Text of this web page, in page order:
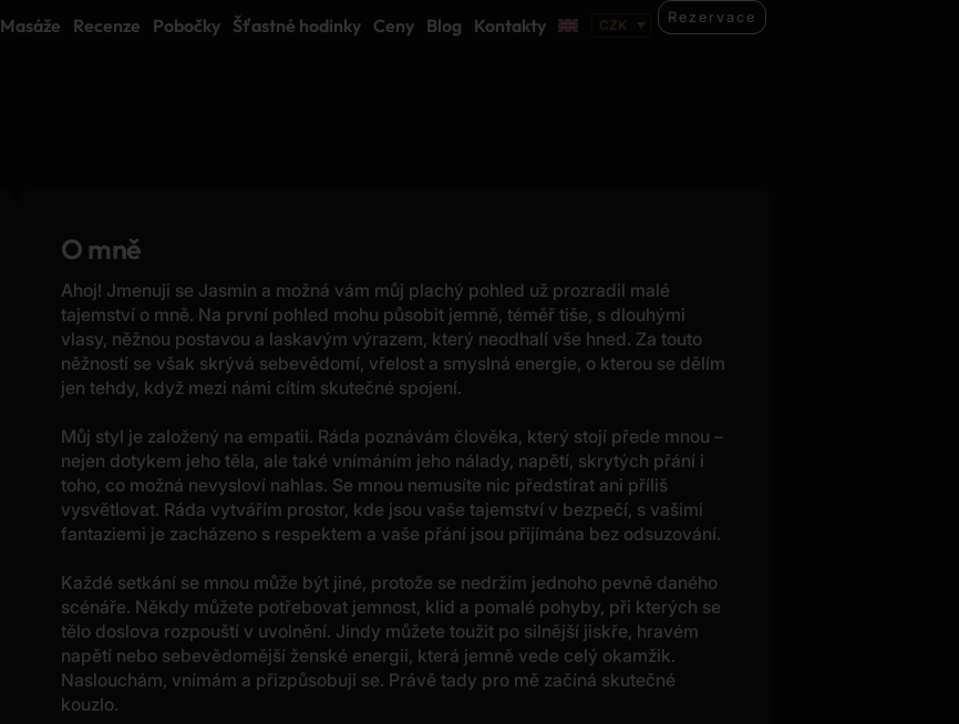
Masáže Recenze Pobočky Šťastné hodinky Ceny Blog Kontakty Rezervace
O mně
Ahoj! Jmenuji se Jasmin a možná vám můj plachý pohled už prozradil malé
tajemství o mně. Na první pohled mohu působit jemně, téměř tiše, s dlouhými
vlasy, něžnou postavou a laskavým výrazem, který neodhalí vše hned. Za touto
něžností se však skrývá sebevědomí, vřelost a smyslná energie, o kterou se dělím
jen tehdy, když mezi námi cítím skutečné spojení.
Můj styl je založený na empatii. Ráda poznávám člověka, který stojí přede mnou –
nejen dotykem jeho těla, ale také vnímáním jeho nálady, napětí, skrytých přání i
toho, co možná nevysloví nahlas. Se mnou nemusíte nic předstírat ani příliš
vysvětlovat. Ráda vytvářím prostor, kde jsou vaše tajemství v bezpečí, s vašimi
fantaziemi je zacházeno s respektem a vaše přání jsou přijímána bez odsuzování.
Každé setkání se mnou může být jiné, protože se nedržím jednoho pevně daného
scénáře. Někdy můžete potřebovat jemnost, klid a pomalé pohyby, při kterých se
tělo doslova rozpouští v uvolnění. Jindy můžete toužit po silnější jiskře, hravém
napětí nebo sebevědomější ženské energii, která jemně vede celý okamžik.
Naslouchám, vnímám a přizpůsobuji se. Právě tady pro mě začíná skutečné
kouzlo.